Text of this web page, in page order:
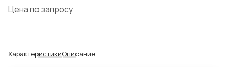
Цена по запросу
ХарактеристикиОписание